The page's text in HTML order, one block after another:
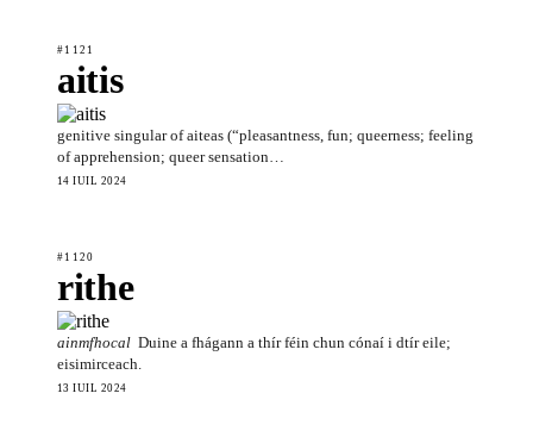
#1121
aitis
genitive singular of aiteas (“pleasantness, fun; queerness; feeling
of apprehension; queer sensation…
14 IÚIL 2024
#1120
rithe
ainmfhocal Duine a fhágann a thír féin chun cónaí i dtír eile;
eisimirceach.
13 IÚIL 2024